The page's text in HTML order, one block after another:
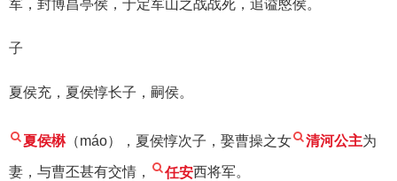
军，封博昌亭侯，于定军山之战战死，追谥愍侯。
子
夏侯充，夏侯惇长子，嗣侯。
夏侯楙（máo），夏侯惇次子，娶曹操之女 清河公主为
妻，与曹丕甚有交情， 任安西将军。